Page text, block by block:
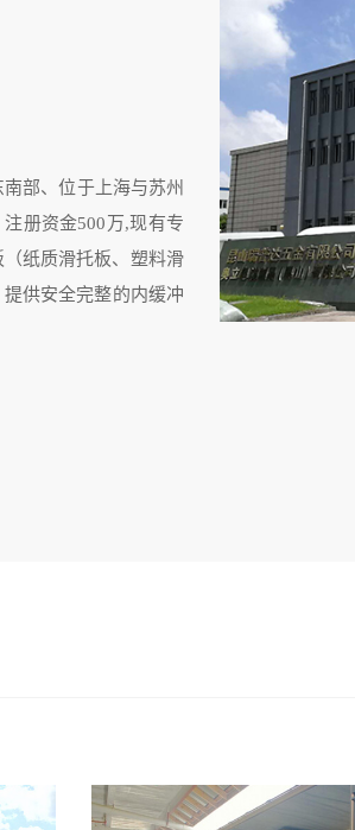
部、位于上海与苏州
册资金500万,现有专
纸质滑托板、塑料滑
供安全完整的内缓冲